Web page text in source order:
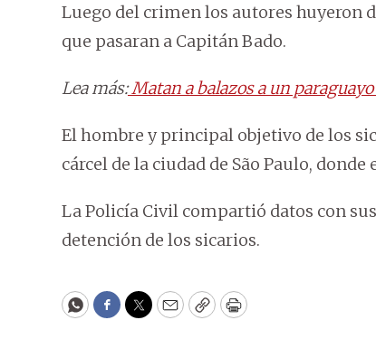
Luego del crimen los autores huyeron
que pasaran a Capitán Bado.
Lea más:Matan a balazos a un
El hombre y principal objetivo de los
cárcel de la ciudad de São Paulo,
La Policía Civil compartió datos con
detención de los sicarios.
WhatsApp
Facebook
Twitter
EmailCopyPrint